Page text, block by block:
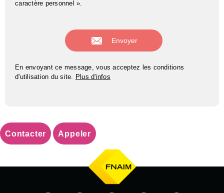
caractère personnel ».
En envoyant ce message, vous acceptez les conditions
d'utilisation du site. Plus d'infos
Contacter Appeler